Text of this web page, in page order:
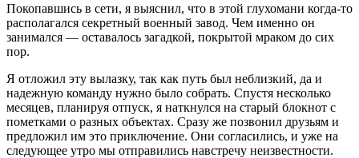
Покопавшись в сети, я выяснил, что в этой глухомани когда-то
располагался секретный военный завод. Чем именно он
занимался — оставалось загадкой, покрытой мраком до сих
пор.
Я отложил эту вылазку, так как путь был неблизкий, да и
надежную команду нужно было собрать. Спустя несколько
месяцев, планируя отпуск, я наткнулся на старый блокнот с
пометками о разных объектах. Сразу же позвонил друзьям и
предложил им это приключение. Они согласились, и уже на
следующее утро мы отправились навстречу неизвестности.